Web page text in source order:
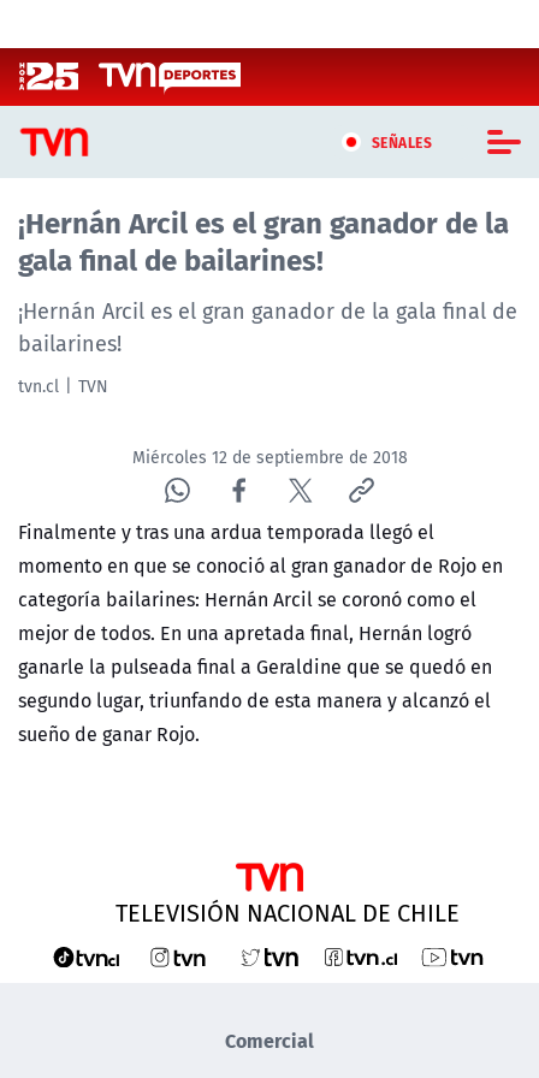
SEÑALES
CASTING MASTERCHEF CHILE
CASTING TVN VERTICAL
TVN VERTICAL
TVN PLAY
PROGRAMAS
NTV
ACTUALIDAD Y TENDENCIAS
CORPORATIVO Y TRANSPARENCIA
¡Hernán Arcil es el gran ganador de la
gala final de bailarines!
¡Hernán Arcil es el gran ganador de la gala final de
bailarines!
tvn.cl TVN
Miércoles 12 de septiembre de 2018
Finalmente y tras una ardua temporada llegó el
momento en que se conoció al gran ganador de Rojo en
categoría bailarines: Hernán Arcil se coronó como el
mejor de todos. En una apretada final, Hernán logró
ganarle la pulseada final a Geraldine que se quedó en
segundo lugar, triunfando de esta manera y alcanzó el
sueño de ganar Rojo.
TELEVISIÓN NACIONAL DE CHILE
Comercial